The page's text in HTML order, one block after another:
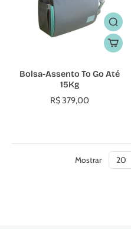
Bolsa-Assento To Go Até
15Kg
R$ 379,00
Mostrar